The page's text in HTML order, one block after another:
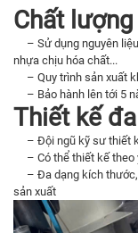
Chất
– Sử dụng nguyên
nhựa chịu hóa chất...
– Quy trình sản xuất
– Bảo hành lên tới 5
Thiết kế
– Đội ngũ kỹ sư thiết
– Có thể thiết kế theo
– Đa dạng kích thước,
sản xuất